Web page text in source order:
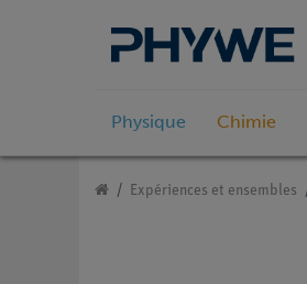
Physique Chimie
Expériences et ensembles